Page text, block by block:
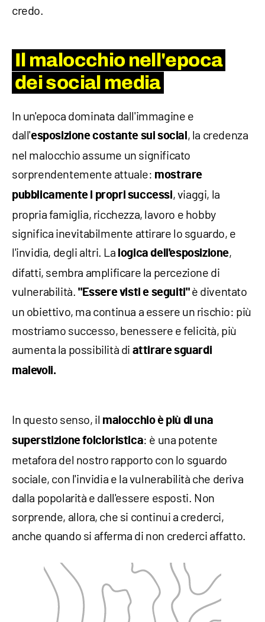
credo.
Il malocchio nell'epoca
dei social media
In un'epoca dominata dall'immagine e
dall'esposizione costante sui social , la credenza
nel malocchio assume un significato
sorprendentemente attuale: mostrare
pubblicamente i propri successi, viaggi, la
propria famiglia, ricchezza, lavoro e hobby
significa inevitabilmente attirare lo sguardo, e
l'invidia, degli altri. La logica dell'esposizione,
difatti, sembra amplificare la percezione di
vulnerabilità. "Essere visti e seguiti"è diventato
un obiettivo, ma continua a essere un rischio: più
mostriamo successo, benessere e felicità, più
aumenta la possibilità di attirare sguardi
malevoli.
In questo senso, il malocchio è più di una
superstizione folcloristica: è una potente
metafora del nostro rapporto con lo sguardo
sociale, con l'invidia e la vulnerabilità che deriva
dalla popolarità e dall'essere esposti. Non
sorprende, allora, che si continui a crederci,
anche quando si afferma di non crederci affatto.